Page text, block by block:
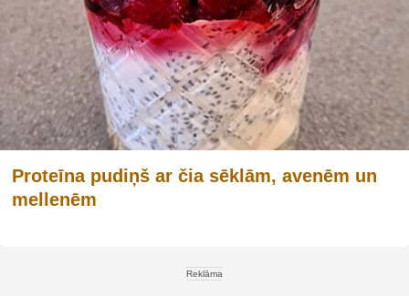
Proteīna pudiņš ar čia sēklām, avenēm un
mellenēm
Reklāma